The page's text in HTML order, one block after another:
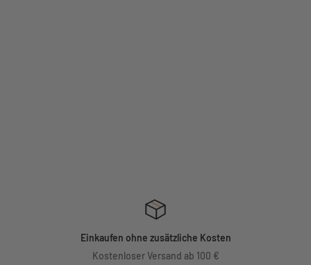
Einkaufen ohne zusätzliche Kosten
Kostenloser Versand ab 100 €